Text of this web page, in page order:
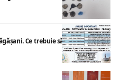
Ce trebuie să știe